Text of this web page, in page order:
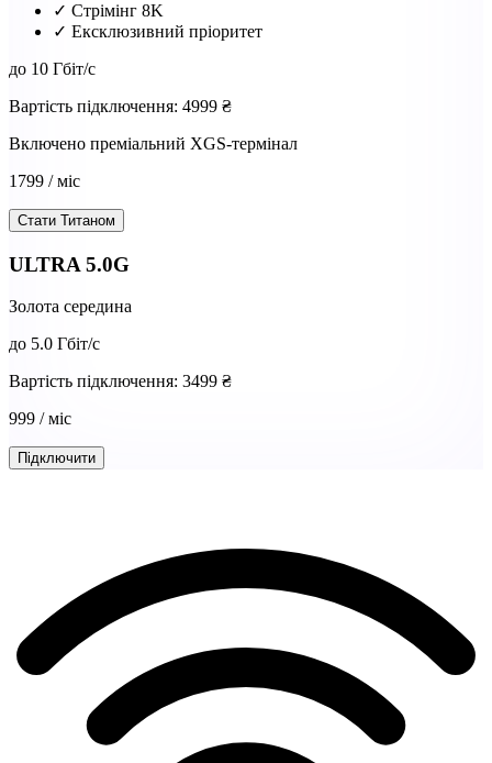
✓ Стрімінг 8K
✓ Ексклюзивний пріоритет
до 10 Гбіт/с
Вартість підключення: 4999 ₴
Включено преміальний XGS-термінал
1799 / міс
Стати Титаном
ULTRA 5.0G
Золота середина
до 5.0 Гбіт/с
Вартість підключення: 3499 ₴
999 / міс
Підключити